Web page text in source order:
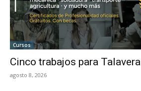
Cursos
Cinco trabajos para Talavera
agosto 8, 2026